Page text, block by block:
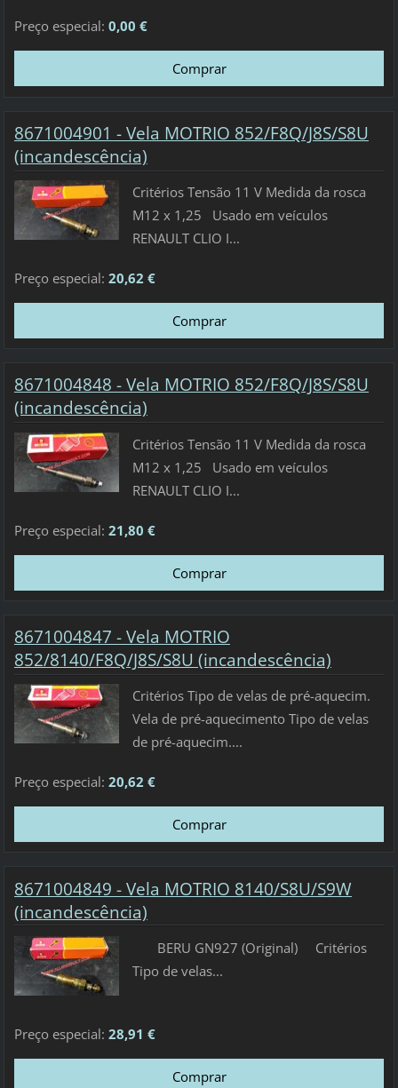
Preço especial: 0,00 €
8671004901 - Vela MOTRIO 852/F8Q/J8S/S8U
(incandescência)
Critérios Tensão 11 V Medida da rosca
M12 x 1,25 Usado em veículos
RENAULT CLIO I...
Preço especial: 20,62 €
8671004848 - Vela MOTRIO 852/F8Q/J8S/S8U
(incandescência)
Critérios Tensão 11 V Medida da rosca
M12 x 1,25 Usado em veículos
RENAULT CLIO I...
Preço especial: 21,80 €
8671004847 - Vela MOTRIO
852/8140/F8Q/J8S/S8U (incandescência)
Critérios Tipo de velas de pré-aquecim.
Vela de pré-aquecimento Tipo de velas
de pré-aquecim....
Preço especial: 20,62 €
8671004849 - Vela MOTRIO 8140/S8U/S9W
(incandescência)
BERU GN927 (Original) Critérios
Tipo de velas...
Preço especial: 28,91 €